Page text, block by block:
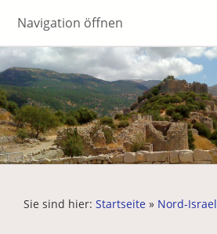
Navigation öffnen
Sie sind hier: Startseite » Nord-Israel